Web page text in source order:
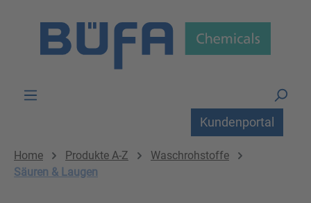
Kundenportal
Home Produkte A-Z
Waschrohstoffe
Säuren & Laugen